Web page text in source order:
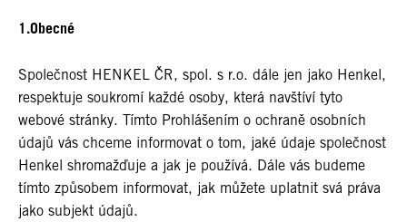
1.Obecné
Společnost HENKEL ČR, spol. s r.o. dále jen jako Henkel,
respektuje soukromí každé osoby, která navštíví tyto
webové stránky. Tímto Prohlášením o ochraně osobních
údajů vás chceme informovat o tom, jaké údaje společnost
Henkel shromažďuje a jak je používá. Dále vás budeme
tímto způsobem informovat, jak můžete uplatnit svá práva
jako subjekt údajů.